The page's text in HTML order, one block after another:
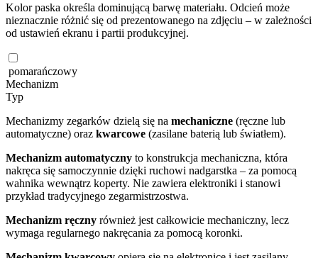
Kolor paska określa dominującą barwę materiału. Odcień może
nieznacznie różnić się od prezentowanego na zdjęciu – w zależności
od ustawień ekranu i partii produkcyjnej.
pomarańczowy
Mechanizm
Typ
Mechanizmy zegarków dzielą się na mechaniczne (ręczne lub
automatyczne) oraz kwarcowe (zasilane baterią lub światłem).
Mechanizm automatyczny to konstrukcja mechaniczna, która
nakręca się samoczynnie dzięki ruchowi nadgarstka – za pomocą
wahnika wewnątrz koperty. Nie zawiera elektroniki i stanowi
przykład tradycyjnego zegarmistrzostwa.
Mechanizm ręczny również jest całkowicie mechaniczny, lecz
wymaga regularnego nakręcania za pomocą koronki.